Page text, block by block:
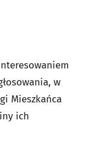
w
Mieszkańca
ich